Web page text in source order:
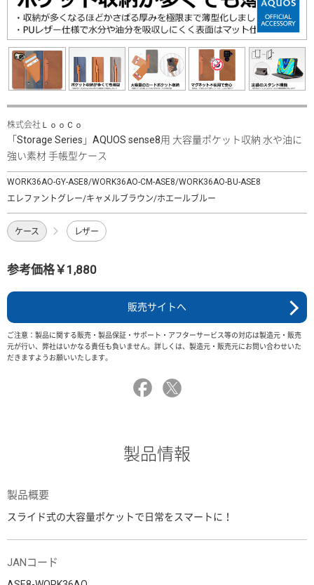
株式会社ＬｏｏＣｏ
「Storage Series」AQUOS sense8用 大容量ポケット収納 水や油に
強い素材 手帳型ケース
WORK36AO-GY-ASE8/WORK36AO-CM-ASE8/WORK36AO-BU-ASE8
エレファントグレー/キャメルブラウン/ホエールブルー
ケース レザー
参考価格￥1,880
販売サイトへ
ご注意：製品に関する販売・製品保証・サポート・アフターサービス等の対応は製造元・販売
元が行い、弊社はいかなる責任も負いません。詳しくは、製造元・販売元にお問い合わせいた
だきますようお願いいたします。
製品情報
製品概要
スライド式の大容量ポケットで日常をスマートに！
JANコード